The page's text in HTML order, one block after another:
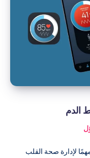
الدم
لإدارة صحة القلب